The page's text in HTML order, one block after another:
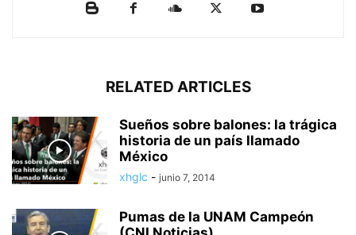
RELATED ARTICLES
Sueños sobre balones: la trágica
historia de un país llamado
México
xhglc - junio 7, 2014
Pumas de la UNAM Campeón